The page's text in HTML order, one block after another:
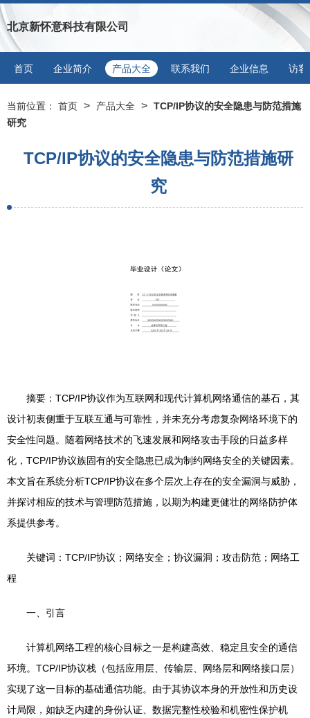
北京新怀意科技有限公司
首页 企业简介 产品大全 联系我们 企业信息 访客
当前位置： 首页 > 产品大全 > TCP/IP协议的安全隐患与防范措施
研究
TCP/IP协议的安全隐患与防范措施研
究
摘要：TCP/IP协议作为互联网和现代计算机网络通信的基石，其
设计初衷侧重于互联互通与可靠性，并未充分考虑复杂网络环境下的
安全性问题。随着网络技术的飞速发展和网络攻击手段的日益多样
化，TCP/IP协议族固有的安全隐患已成为制约网络安全的关键因素。
本文旨在系统分析TCP/IP协议在多个层次上存在的安全漏洞与威胁，
并探讨相应的技术与管理防范措施，以期为构建更健壮的网络防护体
系提供参考。
关键词：TCP/IP协议；网络安全；协议漏洞；攻击防范；网络工
程
一、引言
计算机网络工程的核心目标之一是构建高效、稳定且安全的通信
环境。TCP/IP协议栈（包括应用层、传输层、网络层和网络接口层）
实现了这一目标的基础通信功能。由于其协议本身的开放性和历史设
计局限，如缺乏内建的身份认证、数据完整性校验和机密性保护机